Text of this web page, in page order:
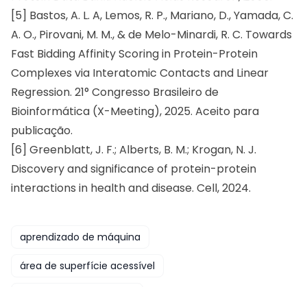
[5] Bastos, A. L. A, Lemos, R. P., Mariano, D., Yamada, C.
A. O., Pirovani, M. M., & de Melo-Minardi, R. C. Towards
Fast Bidding Affinity Scoring in Protein-Protein
Complexes via Interatomic Contacts and Linear
Regression. 21° Congresso Brasileiro de
Bioinformática (X-Meeting), 2025. Aceito para
publicação.
[6] Greenblatt, J. F.; Alberts, B. M.; Krogan, N. J.
Discovery and significance of protein-protein
interactions in health and disease. Cell, 2024.
aprendizado de máquina
área de superfície acessível